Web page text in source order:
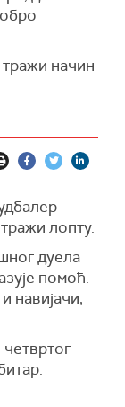
начин
лопту.
дуела
помоћ.
навијачи,